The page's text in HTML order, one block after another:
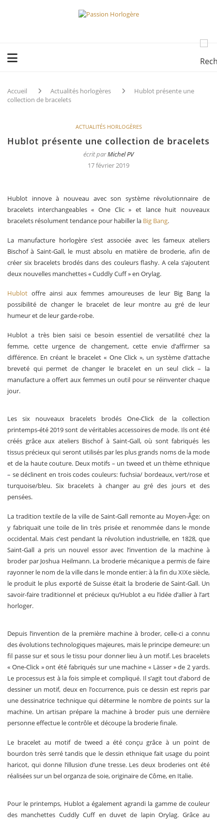
Accueil Actualités horlogères
Hublot présente une
collection de bracelets
ACTUALITÉS HORLOGÈRES
Hublot présente une collection de bracelets
écrit parMichel PV
17 février 2019
Hublot innove à nouveau avec son système révolutionnaire de
bracelets interchangeables « One Clic » et lance huit nouveaux
bracelets résolument tendance pour habiller la Big Bang.
La manufacture horlogère s’est associée avec les fameux ateliers
Bischof à Saint-Gall, le must absolu en matière de broderie, afin de
créer six bracelets brodés dans des couleurs flashy. A cela s’ajoutent
deux nouvelles manchettes « Cuddly Cuff » en Orylag.
Hublot offre ainsi aux femmes amoureuses de leur Big Bang la
possibilité de changer le bracelet de leur montre au gré de leur
humeur et de leur garde-robe.
Hublot a très bien saisi ce besoin essentiel de versatilité chez la
femme, cette urgence de changement, cette envie d’affirmer sa
différence. En créant le bracelet « One Click », un système d’attache
breveté qui permet de changer le bracelet en un seul click – la
manufacture a offert aux femmes un outil pour se réinventer chaque
jour.
Les six nouveaux bracelets brodés One-Click de la collection
printemps-été 2019 sont de véritables accessoires de mode. Ils ont été
créés grâce aux ateliers Bischof à Saint-Gall, où sont fabriqués les
tissus précieux qui seront utilisés par les plus grands noms de la mode
et de la haute couture. Deux motifs – un tweed et un thème ethnique
– se déclinent en trois codes couleurs: fuchsia/ bordeaux, vert/rose et
turquoise/bleu. Six bracelets à changer au gré des jours et des
pensées.
La tradition textile de la ville de Saint-Gall remonte au Moyen-Âge: on
y fabriquait une toile de lin très prisée et renommée dans le monde
occidental. Mais c’est pendant la révolution industrielle, en 1828, que
Saint-Gall a pris un nouvel essor avec l’invention de la machine à
broder par Joshua Heilmann. La broderie mécanique a permis de faire
rayonner le nom de la ville dans le monde entier: à la fin du XIXe siècle,
le produit le plus exporté de Suisse était la broderie de Saint-Gall. Un
savoir-faire traditionnel et précieux qu’Hublot a eu l’idée d’allier à l’art
horloger.
Depuis l’invention de la première machine à broder, celle-ci a connu
des évolutions technologiques majeures, mais le principe demeure: un
fil passe sur et sous le tissu pour donner lieu à un motif. Les bracelets
« One-Click » ont été fabriqués sur une machine « Lässer » de 2 yards.
Le processus est à la fois simple et compliqué. Il s’agit tout d’abord de
dessiner un motif, deux en l’occurrence, puis ce dessin est repris par
une dessinatrice technique qui détermine le nombre de points sur la
machine. Un artisan prépare la machine à broder puis une dernière
personne effectue le contrôle et découpe la broderie finale.
Le bracelet au motif de tweed a été conçu grâce à un point de
bourdon très serré tandis que le dessin ethnique fait usage du point
haricot, qui donne l’illusion d’une tresse. Les deux broderies ont été
réalisées sur un bel organza de soie, originaire de Côme, en Italie.
Pour le printemps, Hublot a également agrandi la gamme de couleur
des manchettes Cuddly Cuff en duvet de lapin Orylag. Grâce au